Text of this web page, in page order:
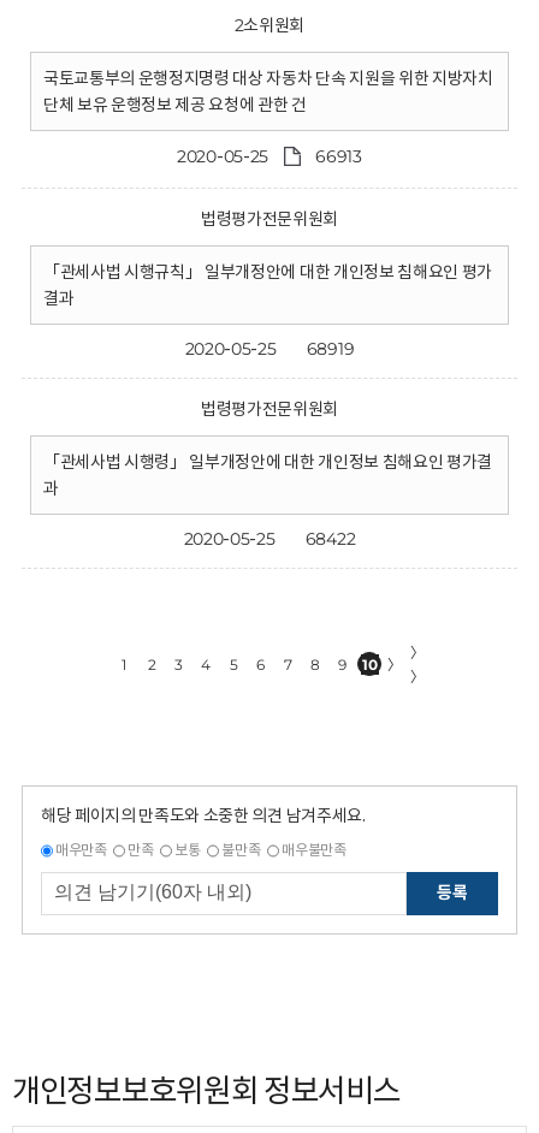
2소위원회
국토교통부의 운행정지명령 대상 자동차 단속 지원을 위한 지방자치
단체 보유 운행정보 제공 요청에 관한 건
2020-05-25 66913
법령평가전문위원회
「관세사법 시행규칙」 일부개정안에 대한 개인정보 침해요인 평가
결과
2020-05-25 68919
법령평가전문위원회
「관세사법 시행령」 일부개정안에 대한 개인정보 침해요인 평가결
과
2020-05-25 68422
1 2 3 4 5 6 7 8 9 10 〉
〉
〉
해당 페이지의 만족도와 소중한 의견 남겨주세요.
매우만족 만족 보통 불만족 매우불만족
등록
개인정보보호위원회 정보서비스